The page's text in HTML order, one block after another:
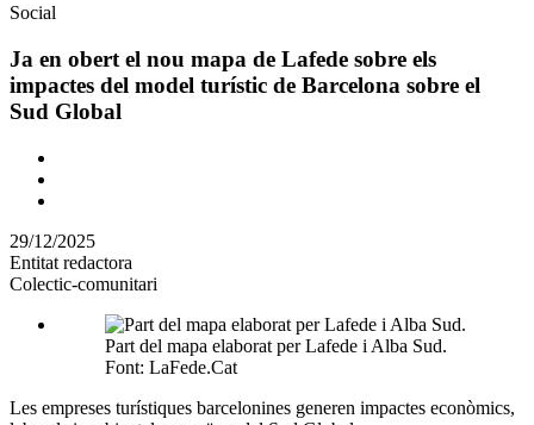
Àmbit
la
notícia
Social
Ja en obert el nou mapa de Lafede sobre els
impactes del model turístic de Barcelona sobre el
Sud Global
Comparteix
altres
xarxes
socials
29/12/2025
Entitat redactora
Colectic-comunitari
Part del mapa elaborat per Lafede i Alba Sud.
Font: LaFede.Cat
Les empreses turístiques barcelonines generen impactes econòmics,